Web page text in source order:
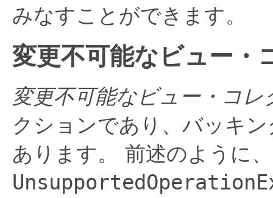
みなすことができます。
変更不可能なビュー・
変更不可能なビュー・コレ
クションであり、バッキ
あります。
前述のように